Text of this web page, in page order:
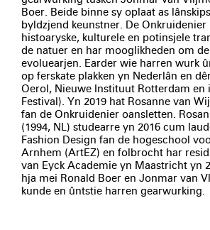
Boer. Beide binne sy oplaat as
byldzjend keunstner. De Onkruidenier
histoaryske, kulturele en potinsjele
de natuer en har mooglikheden om
evoluearjen. Earder wie harren wurk
op ferskate plakken yn Nederlân en
Oerol, Nieuwe Instituut Rotterdam en
Festival). Yn 2019 hat Rosanne van
fan de Onkruidenier oansletten.
(1994, NL) studearre yn 2016 cum
Fashion Design fan de hogeschool
Arnhem (ArtEZ) en folbrocht har
van Eyck Academie yn Maastricht yn
hja mei Ronald Boer en Jonmar van
kunde en ûntstie harren gearwurking.